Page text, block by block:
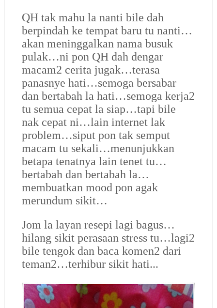
QH tak mahu la nanti bile dah
berpindah ke tempat baru tu nanti…
akan meninggalkan nama busuk
pulak…ni pon QH dah dengar
macam2 cerita jugak…terasa
panasnye hati…semoga bersabar
dan bertabah la hati…semoga kerja2
tu semua cepat la siap…tapi bile
nak cepat ni…lain internet lak
problem…siput pon tak semput
macam tu sekali…menunjukkan
betapa tenatnya lain tenet tu…
bertabah dan bertabah la…
membuatkan mood pon agak
merundum sikit…
Jom la layan resepi lagi bagus…
hilang sikit perasaan stress tu…lagi2
bile tengok dan baca komen2 dari
teman2…terhibur sikit hati...